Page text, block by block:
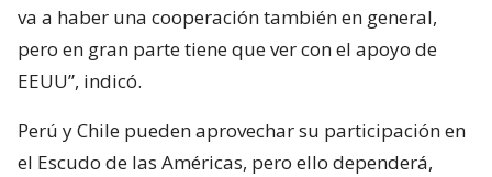
va a haber una cooperación también en general,
pero en gran parte tiene que ver con el apoyo de
EEUU”, indicó.
Perú y Chile pueden aprovechar su participación en
el Escudo de las Américas, pero ello dependerá,